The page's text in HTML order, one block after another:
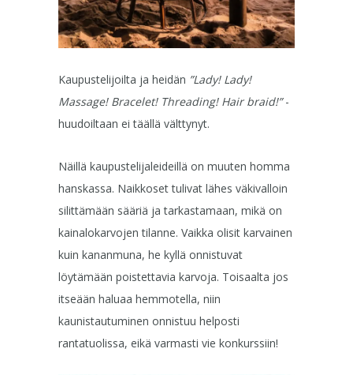
Kaupustelijoilta ja heidän ”Lady! Lady!
Massage! Bracelet! Threading! Hair braid!”-
huudoiltaan ei täällä välttynyt.
Näillä kaupustelijaleideillä on muuten homma
hanskassa. Naikkoset tulivat lähes väkivalloin
silittämään sääriä ja tarkastamaan, mikä on
kainalokarvojen tilanne. Vaikka olisit karvainen
kuin kananmuna, he kyllä onnistuvat
löytämään poistettavia karvoja. Toisaalta jos
itseään haluaa hemmotella, niin
kaunistautuminen onnistuu helposti
rantatuolissa, eikä varmasti vie konkurssiin!